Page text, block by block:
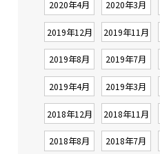
2020年4月 2020年3月
2019年12月 2019年11月
2019年8月 2019年7月
2019年4月 2019年3月
2018年12月 2018年11月
2018年8月 2018年7月